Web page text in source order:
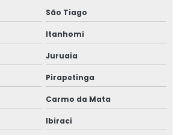
São Tiago
Itanhomi
Juruaia
Pirapetinga
Carmo da Mata
Ibiraci